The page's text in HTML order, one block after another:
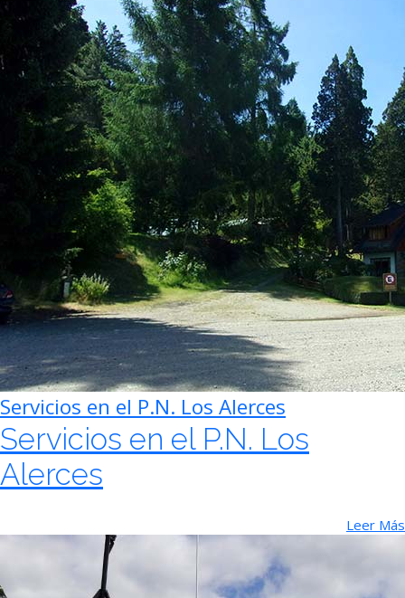
Servicios en el P.N. Los Alerces
Servicios en el P.N. Los
Alerces
Leer Más